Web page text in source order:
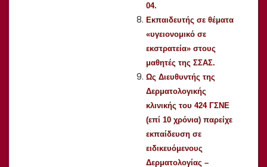
04.
Εκπαιδευτής σε θέματα
«υγειονομικό σε
εκστρατεία» στους
μαθητές της ΣΣΑΣ.
Ως Διευθυντής της
Δερματολογικής
κλινικής του 424 ΓΣΝΕ
(επί 10 χρόνια) παρείχε
εκπαίδευση σε
ειδικευόμενους
Δερματολογίας –